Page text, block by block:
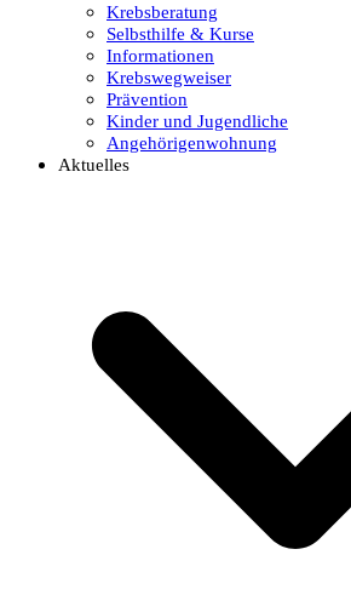
Krebsberatung
Selbsthilfe & Kurse
Informationen
Krebswegweiser
Prävention
Kinder und Jugendliche
Angehörigenwohnung
Aktuelles